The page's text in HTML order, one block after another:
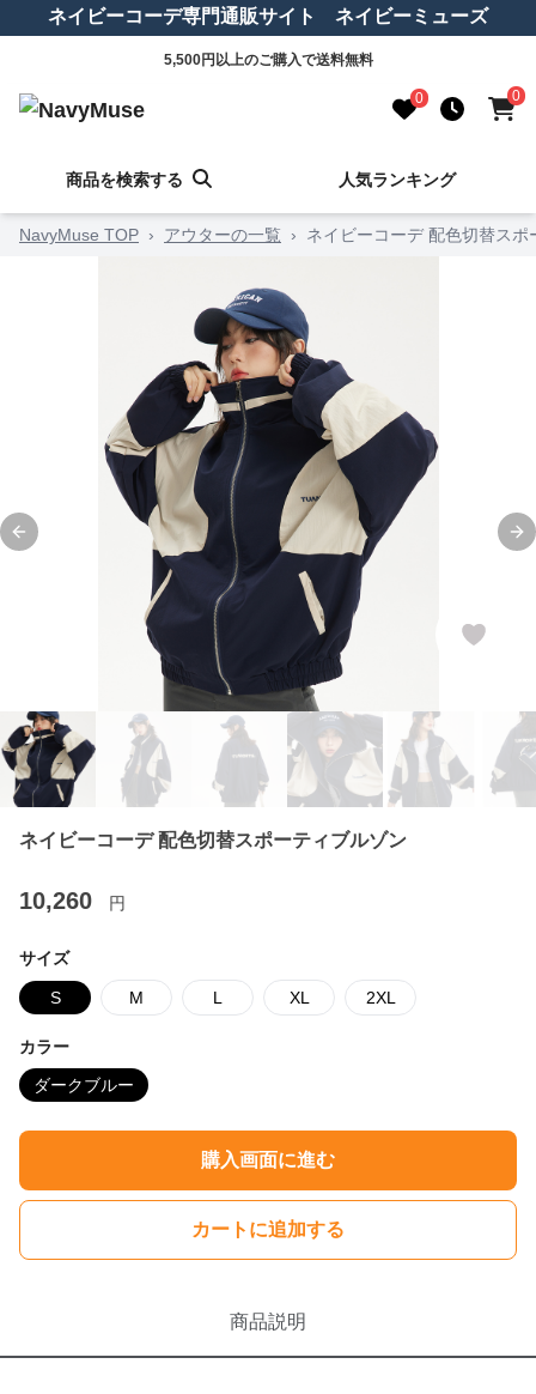
ネイビーコーデ専門通販サイト ネイビーミューズ
5,500円以上のご購入で送料無料
0 0
商品を検索する 人気ランキング
NavyMuse TOP › アウターの一覧 › ネイビーコーデ 配色切替スポ
Previous slide
ネイビーコーデ 配色切替スポーティブルゾン
10,260 円
サイズ
S M L XL 2XL
カラー
ダークブルー
購入画面に進む
カートに追加する
商品説明